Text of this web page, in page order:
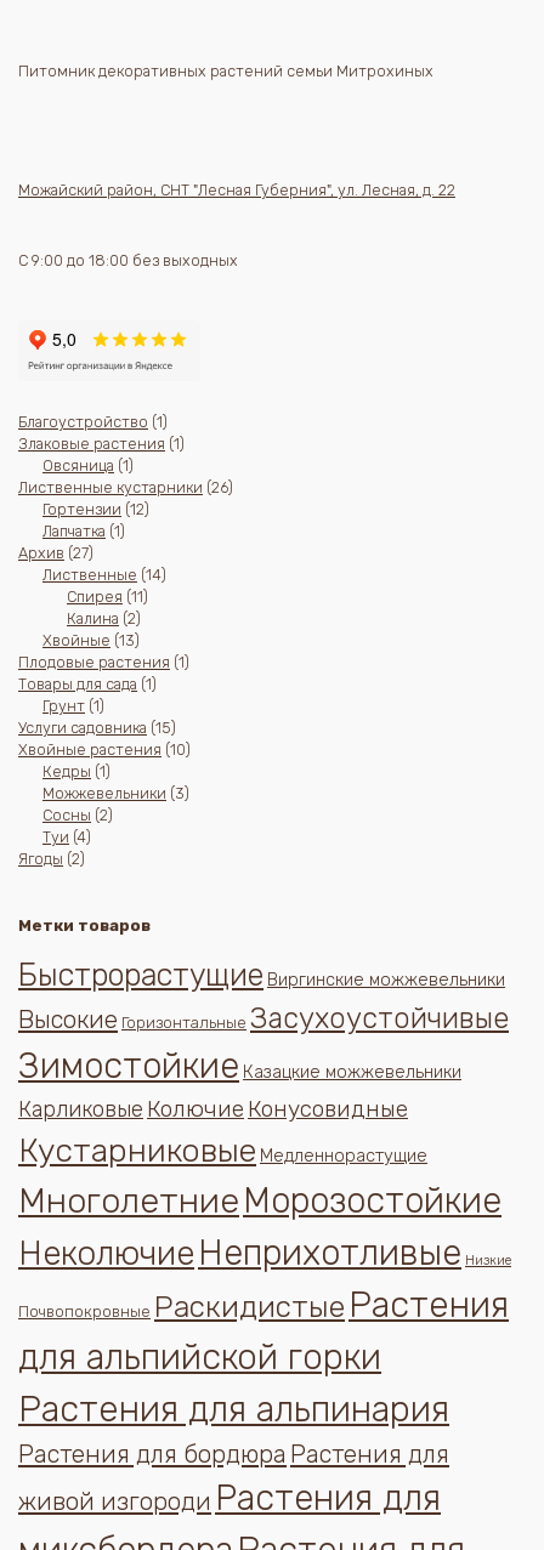
Питомник декоративных растений семьи Митрохиных
Можайский район, СНТ "Лесная Губерния", ул. Лесная, д. 22
С 9:00 до 18:00 без выходных
Благоустройство 11
товар
Злаковые растения 11
Овсяница 11
товар
Лиственные кустарники 2626
Гортензии 1212
Лапчатка 11
Архив 2727
товаров
Лиственные 1414
Спирея 1111
Калина 22
товара
Хвойные 1313
товаров
Плодовые растения 11
Товары для сада 11
Грунт 11
товар
Услуги садовника 1515
товаров
Хвойные растения 1010
Кедры 11
товар
Можжевельники 33
Сосны 22
Туи 44
Ягоды 22
Метки товаров
Быстрорастущие Виргинские можжевельники
Высокие Горизонтальные Засухоустойчивые
Зимостойкие Казацкие можжевельники
Карликовые Колючие Конусовидные
Кустарниковые Медленнорастущие
Многолетние Морозостойкие
Неколючие Неприхотливые Низкие
Почвопокровные Раскидистые Растения
для альпийской горки
Растения для альпинария
Растения для бордюра Растения для
живой изгороди Растения для